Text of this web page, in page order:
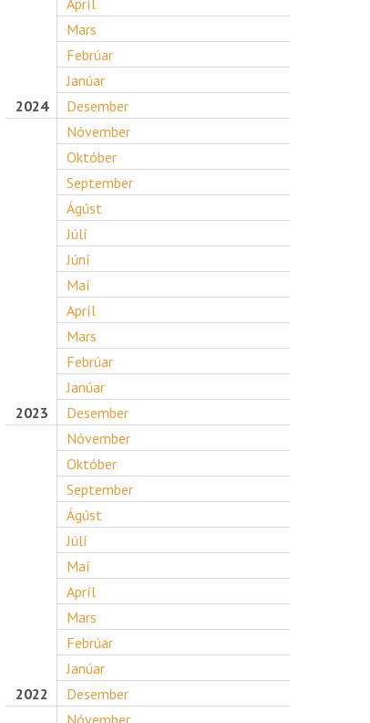
Apríl
Mars
Febrúar
Janúar
2024
Desember
Nóvember
Október
September
Ágúst
Júlí
Júní
Maí
Apríl
Mars
Febrúar
Janúar
2023
Desember
Nóvember
Október
September
Ágúst
Júlí
Maí
Apríl
Mars
Febrúar
Janúar
2022
Desember
Nóvember